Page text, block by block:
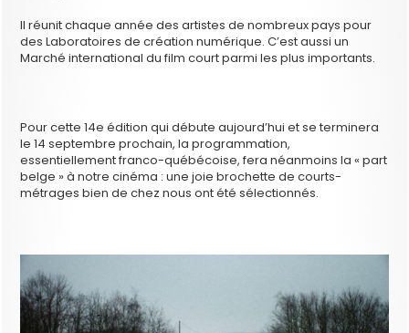
Il réunit chaque année des artistes de nombreux pays pour
des Laboratoires de création numérique. C’est aussi un
Marché international du film court parmi les plus importants.
Pour cette 14e édition qui débute aujourd’hui et se terminera
le 14 septembre prochain, la programmation,
essentiellement franco-québécoise, fera néanmoins la « part
belge » à notre cinéma : une joie brochette de courts-
métrages bien de chez nous ont été sélectionnés.